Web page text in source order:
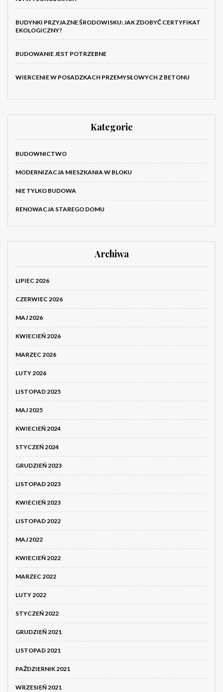
BUDYNKI PRZYJAZNE ŚRODOWISKU: JAK ZDOBYĆ CERTYFIKAT
EKOLOGICZNY?
BUDOWANIE JEST POTRZEBNE
WIERCENIE W POSADZKACH PRZEMYSŁOWYCH Z BETONU
Kategorie
BUDOWNICTWO
MODERNIZACJA MIESZKANIA W BLOKU
NIE TYLKO BUDOWA
RENOWACJA STAREGO DOMU
Archiwa
LIPIEC 2026
CZERWIEC 2026
MAJ 2026
KWIECIEŃ 2026
MARZEC 2026
LUTY 2026
LISTOPAD 2025
MAJ 2025
KWIECIEŃ 2024
STYCZEŃ 2024
GRUDZIEŃ 2023
LISTOPAD 2023
KWIECIEŃ 2023
LISTOPAD 2022
MAJ 2022
KWIECIEŃ 2022
MARZEC 2022
LUTY 2022
STYCZEŃ 2022
GRUDZIEŃ 2021
LISTOPAD 2021
PAŹDZIERNIK 2021
WRZESIEŃ 2021